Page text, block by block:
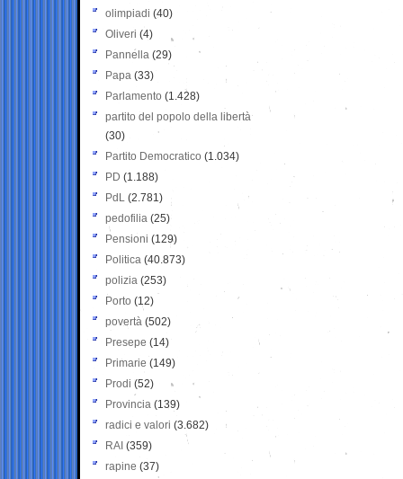
olimpiadi (40)
Oliveri (4)
Pannella (29)
Papa (33)
Parlamento (1.428)
partito del popolo della libertà
(30)
Partito Democratico (1.034)
PD (1.188)
PdL (2.781)
pedofilia (25)
Pensioni (129)
Politica (40.873)
polizia (253)
Porto (12)
povertà (502)
Presepe (14)
Primarie (149)
Prodi (52)
Provincia (139)
radici e valori (3.682)
RAI (359)
rapine (37)